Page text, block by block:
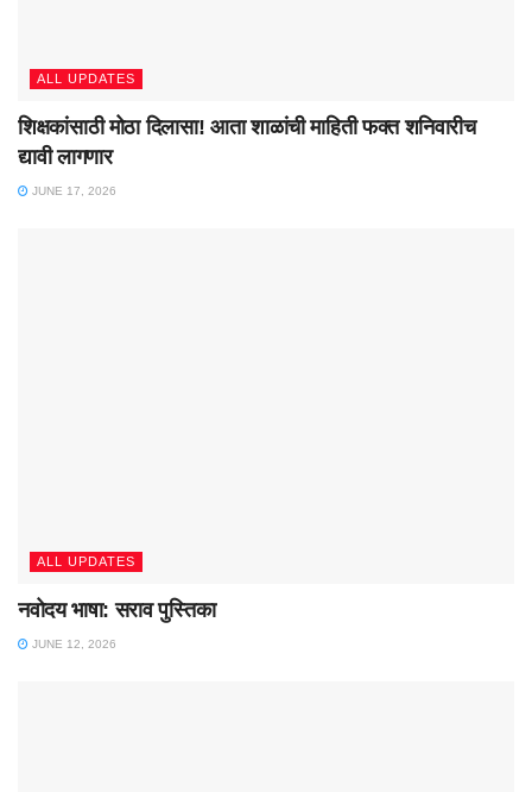
ALL UPDATES
शिक्षकांसाठी मोठा दिलासा! आता शाळांची माहिती फक्त शनिवारीच
द्यावी लागणार
JUNE 17, 2026
ALL UPDATES
नवोदय भाषा: सराव पुस्तिका
JUNE 12, 2026